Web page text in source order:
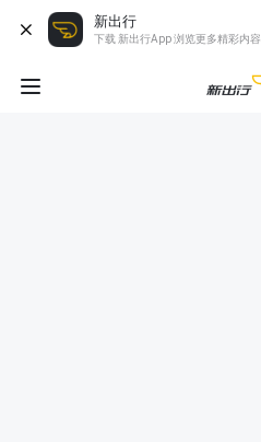
新出行
下载 新出行App 浏览更多精彩内容